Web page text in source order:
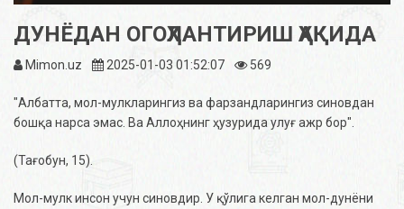
ДУНЁДАН ОГОҲЛАНТИРИШ ҲАҚИДА
Mimon.uz 2025-01-03 01:52:07 569
"Албатта, мол-мулкларингиз ва фарзандларингиз синовдан
бошқа нарса эмас. Ва Аллоҳнинг ҳузурида улуғ ажр бор".
(Тағобун, 15).
Мол-мулк инсон учун синовдир. У қўлига келган мол-дунёни